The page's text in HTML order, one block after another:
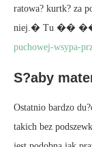
ratowa? kurtk? za
niej.� Tu ��
puchowej-wsypa-
S?aby
Ostatnio bardzo
takich bez